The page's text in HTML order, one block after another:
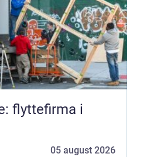
flyttefirma i
05 august 2026